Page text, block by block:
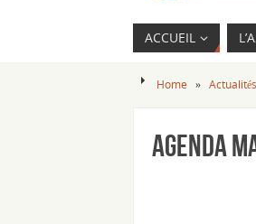
ACCUEIL
Home » Actualités
Agenda